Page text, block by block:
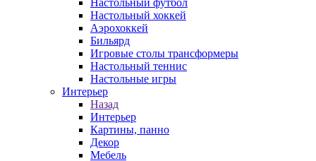
Настольный футбол
Настольный хоккей
Аэрохоккей
Бильярд
Игровые столы трансформеры
Настольный теннис
Настольные игры
Интерьер
Назад
Интерьер
Картины, панно
Декор
Мебель